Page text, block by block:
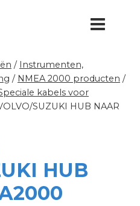
/ Instrumenten,
/ NMEA 2000 producten /
kabels voor
SUZUKI HUB NAAR
HUB